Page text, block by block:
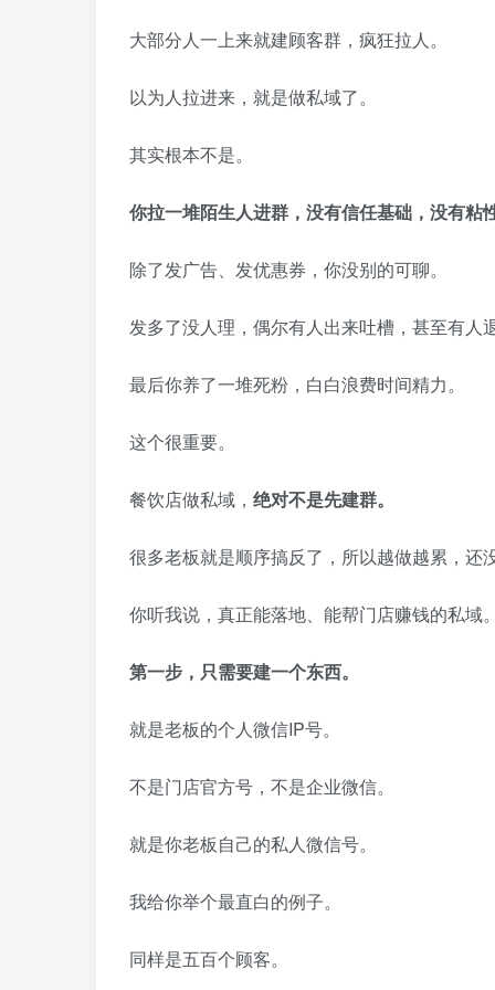
大部分人一上来就建顾客群，疯狂拉人。
以为人拉进来，就是做私域了。
其实根本不是。
你拉一堆陌生人进群，没有信任基础，没有粘性
除了发广告、发优惠券，你没别的可聊。
发多了没人理，偶尔有人出来吐槽，甚至有人退
最后你养了一堆死粉，白白浪费时间精力。
这个很重要。
餐饮店做私域， 绝对不是先建群。
很多老板就是顺序搞反了，所以越做越累，还
你听我说，真正能落地、能帮门店赚钱的私域。
第一步，只需要建一个东西。
就是老板的个人微信IP号。
不是门店官方号，不是企业微信。
就是你老板自己的私人微信号。
我给你举个最直白的例子。
同样是五百个顾客。